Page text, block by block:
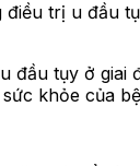
trị u đầu
đầu tụy ở
khỏe của